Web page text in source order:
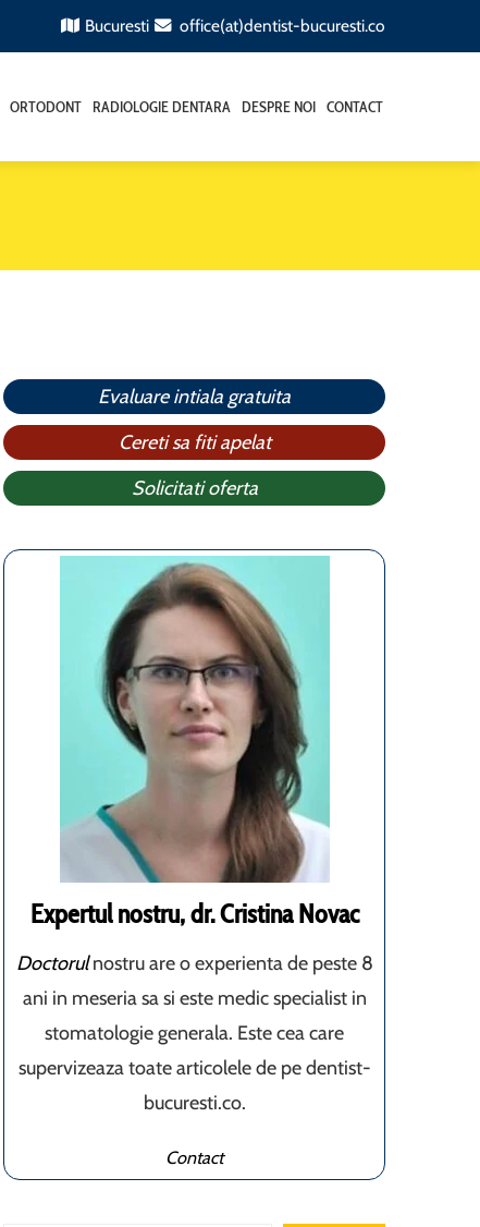
Bucuresti office(at)dentist-bucuresti.co
ORTODONT RADIOLOGIE DENTARA DESPRE NOI CONTACT
Evaluare intiala gratuita
Cereti sa fiti apelat
Solicitati oferta
Expertul nostru, dr. Cristina Novac
Doctorulnostru are o experienta de peste 8
ani in meseria sa si este medic specialist in
stomatologie generala. Este cea care
supervizeaza toate articolele de pe dentist-
bucuresti.co.
Contact